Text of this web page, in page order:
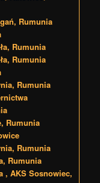
Rumunia
Rumunia
Rumunia
Rumunia
Rumunia
Rumunia
Rumunia
, AKS Sosnowiec,